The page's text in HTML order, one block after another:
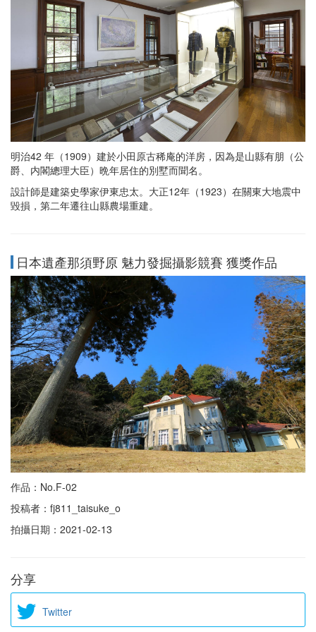
明治42 年（1909）建於小田原古稀庵的洋房，因為是山縣有朋（公
爵、内閣總理大臣）晩年居住的別墅而聞名。
設計師是建築史學家伊東忠太。大正12年（1923）在關東大地震中
毀損，第二年遷往山縣農場重建。
日本遺產那須野原 魅力發掘攝影競賽 獲獎作品
作品：No.F-02
投稿者：fj811_taisuke_o
拍攝日期：2021-02-13
分享
Twitter